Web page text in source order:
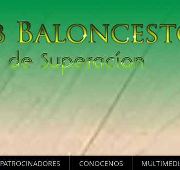
PATROCINADORES CONOCENOS